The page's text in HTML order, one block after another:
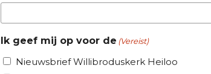
Ik geef mij op voor de (Vereist)
Nieuwsbrief Willibroduskerk Heiloo